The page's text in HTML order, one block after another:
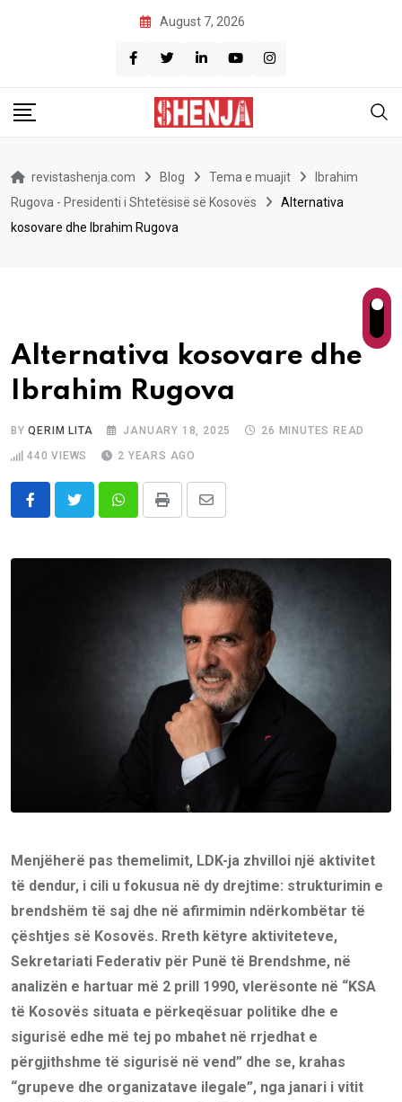
August 7, 2026
revistashenja.com Blog Tema e muajit
Ibrahim
Rugova - Presidenti i Shtetësisë së Kosovës
Alternativa
kosovare dhe Ibrahim Rugova
Alternativa kosovare dhe
Ibrahim Rugova
BYQERIM LITA JANUARY 18, 2025
26 MINUTES READ
440 VIEWS 2 YEARS AGO
WhatsappPrint
Share
Email
Menjëherë pas themelimit, LDK-ja zhvilloi një aktivitet
të dendur, i cili u fokusua në dy drejtime: strukturimin e
brendshëm të saj dhe në afirmimin ndërkombëtar të
çështjes së Kosovës. Rreth këtyre aktiviteteve,
Sekretariati Federativ për Punë të Brendshme, në
analizën e hartuar më 2 prill 1990, vlerësonte në “KSA
të Kosovës situata e përkeqësuar politike dhe e
sigurisë edhe më tej po mbahet në rrjedhat e
përgjithshme të sigurisë në vend” dhe se, krahas
“grupeve dhe organizatave ilegale”, nga janari i vitit